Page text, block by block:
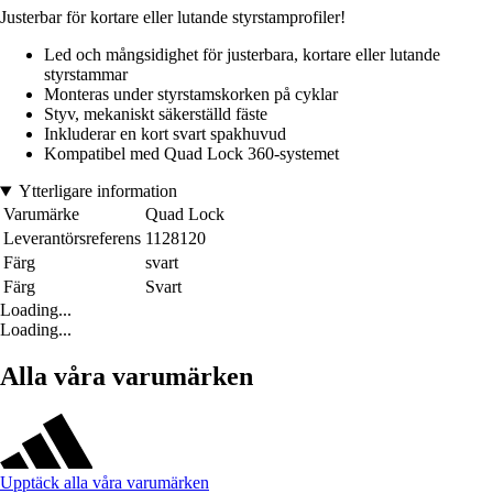
Justerbar för kortare eller lutande styrstamprofiler!
Led och mångsidighet för justerbara, kortare eller lutande
styrstammar
Monteras under styrstamskorken på cyklar
Styv, mekaniskt säkerställd fäste
Inkluderar en kort svart spakhuvud
Kompatibel med Quad Lock 360-systemet
Ytterligare information
Varumärke
Quad Lock
Leverantörsreferens 1128120
Färg
svart
Färg
Svart
Loading...
Loading...
Alla våra varumärken
Upptäck alla våra varumärken